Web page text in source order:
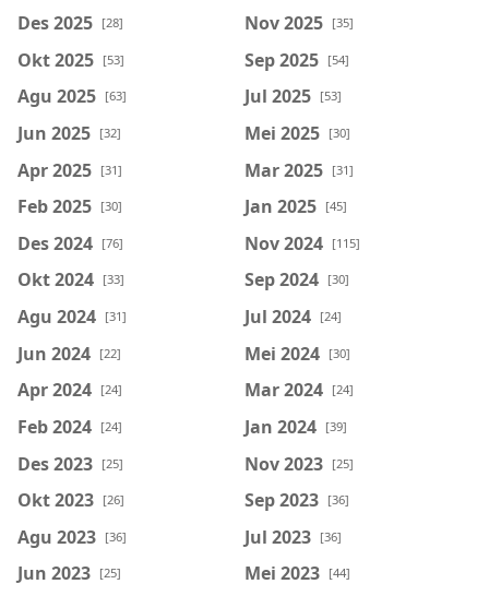
Des 2025 [28] Nov 2025 [35]
Okt 2025 [53] Sep 2025 [54]
Agu 2025 [63] Jul 2025 [53]
Jun 2025 [32] Mei 2025 [30]
Apr 2025 [31] Mar 2025 [31]
Feb 2025 [30] Jan 2025 [45]
Des 2024 [76] Nov 2024 [115]
Okt 2024 [33] Sep 2024 [30]
Agu 2024 [31] Jul 2024 [24]
Jun 2024 [22] Mei 2024 [30]
Apr 2024 [24] Mar 2024 [24]
Feb 2024 [24] Jan 2024 [39]
Des 2023 [25] Nov 2023 [25]
Okt 2023 [26] Sep 2023 [36]
Agu 2023 [36] Jul 2023 [36]
Jun 2023 [25] Mei 2023 [44]